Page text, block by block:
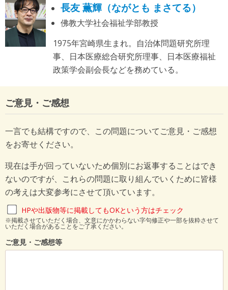
長友 薫輝（ながとも まさてる）
佛教大学社会福祉学部教授
1975年宮崎県生まれ。自治体問題研究所理
事、日本医療総合研究所理事、日本医療福祉
政策学会副会長などを務めている。
ご意見・ご感想
一言でも結構ですので、この問題についてご意見・ご感想
をお寄せください。
現在は手が回っていないため個別にお返事することはでき
ないのですが、これらの問題に取り組んでいくために皆様
の考えは大変参考にさせて頂いています。
HPや出版物等に掲載してもOKという方はチェック
※掲載させていただく場合、文意にかかわらない字句修正や一部を抜粋させて
いただく場合があることをご了承ください。
ご意見・ご感想等